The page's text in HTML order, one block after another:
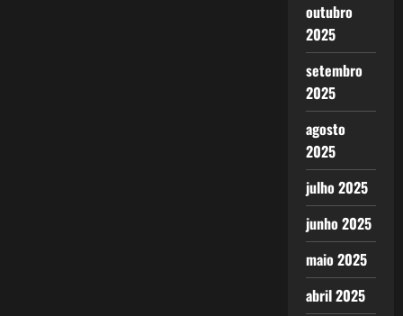
outubro
2025
setembro
2025
agosto
2025
julho 2025
junho 2025
maio 2025
abril 2025